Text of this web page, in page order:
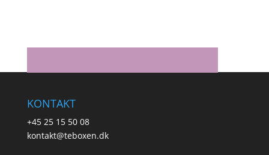
KONTAKT
+45 25 15 50 08
kontakt@teboxen.dk